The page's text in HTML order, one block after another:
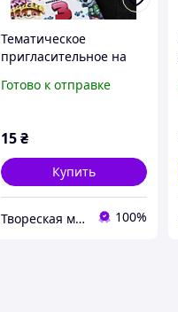
Тематическое
пригласительное на
рождения Щенячий
Готово к отправке
15 ₴
Купить
Твореская мастерская "JulArts" 100%